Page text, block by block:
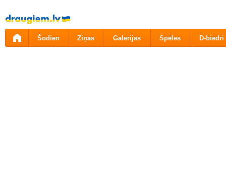
Pāriet
uz
saturu
Šodien Ziņas Galerijas Spēles D-biedri